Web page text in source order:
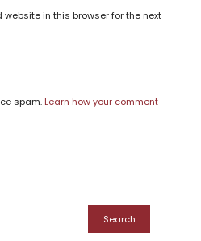
website in this browser for the next
spam. Learn how your comment